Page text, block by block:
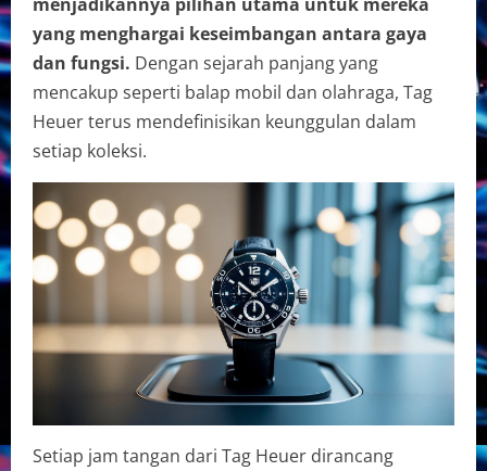
yang menghargai keseimbangan antara gaya
dan fungsi. Dengan sejarah panjang yang
mencakup seperti balap mobil dan olahraga, Tag
Heuer terus mendefinisikan keunggulan dalam
setiap koleksi.
Setiap jam tangan dari Tag Heuer dirancang